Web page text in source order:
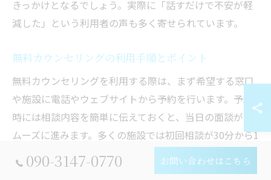
きっかけとなるでしょう。実際に「話すだけで不安が軽
減した」という利用者の声も多く寄せられています。
無料カウンセリングの利用手順とポイント
無料カウンセリングを利用する際は、まず希望する窓口
や施設に電話やウェブサイトから予約を行います。予約
時には相談内容を簡単に伝えておくと、当日の面談がス
ムーズに進みます。多くの施設では初回相談が30分から1
時間程度で設定されており、時間内で相談者の悩みや状
況を丁寧にヒアリングします。
090-3147-0770 お問い合わせはこちら